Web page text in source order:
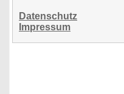
Datenschutz
Impressum